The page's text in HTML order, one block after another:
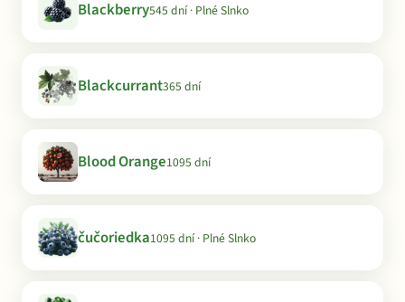
Blackberry545 dní · Plné Slnko
Blackcurrant365 dní
Blood Orange1095 dní
čučoriedka1095 dní · Plné Slnko